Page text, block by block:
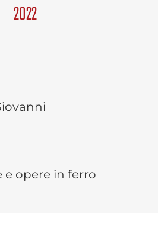
2022
e opere in ferro